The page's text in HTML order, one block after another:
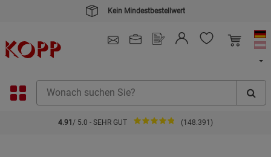
Kein Mindestbestellwert
4.91 / 5.0 - SEHR GUT (148.391)